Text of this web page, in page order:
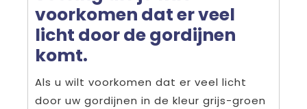
voorkomen dat er veel
licht door de gordijnen
komt.
Als u wilt voorkomen dat er veel licht
door uw gordijnen in de kleur grijs-groen